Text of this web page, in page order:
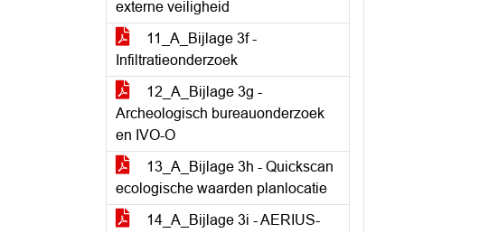
externe veiligheid
11_A_Bijlage 3f -
Infiltratieonderzoek
12_A_Bijlage 3g -
Archeologisch bureauonderzoek
en IVO-O
13_A_Bijlage 3h - Quickscan
ecologische waarden planlocatie
14_A_Bijlage 3i - AERIUS-